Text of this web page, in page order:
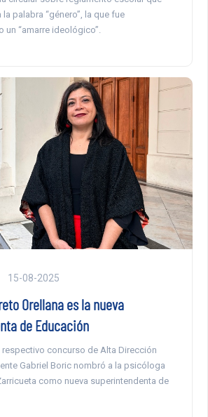
la palabra “género”, la que fue
un “amarre ideológico”.
15-08-2025
Orellana es la nueva
de Educación
respectivo concurso de Alta Dirección
Gabriel Boric nombró a la psicóloga
como nueva superintendenta de